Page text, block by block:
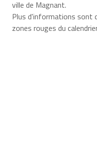
ville de Magnant.
Plus d'informations sont
zones rouges du